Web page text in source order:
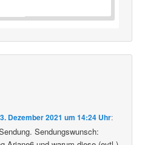
Dezember 2021 um 14:24 Uhr:
Sendungswunsch: